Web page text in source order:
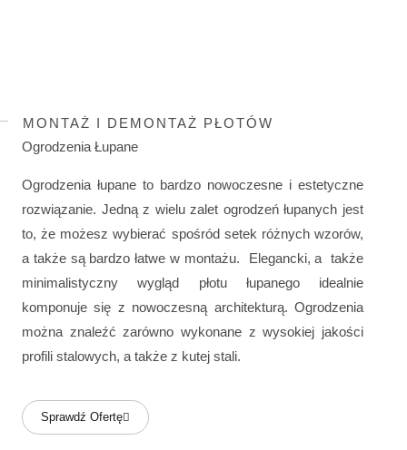
MONTAŻ I DEMONTAŻ PŁOTÓW
Ogrodzenia Łupane
Ogrodzenia łupane to bardzo nowoczesne i estetyczne
rozwiązanie. Jedną z wielu zalet ogrodzeń łupanych jest
to, że możesz wybierać spośród setek różnych wzorów,
a także są bardzo łatwe w montażu. Elegancki, a także
minimalistyczny wygląd płotu łupanego idealnie
komponuje się z nowoczesną architekturą. Ogrodzenia
można znaleźć zarówno wykonane z wysokiej jakości
profili stalowych, a także z kutej stali.
Sprawdź Ofertę